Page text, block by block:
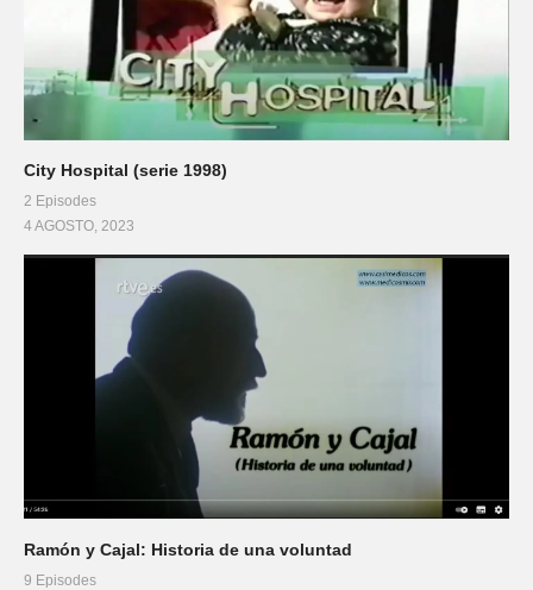
City Hospital (serie 1998)
2 Episodes
4 AGOSTO, 2023
Ramón y Cajal: Historia de una voluntad
9 Episodes